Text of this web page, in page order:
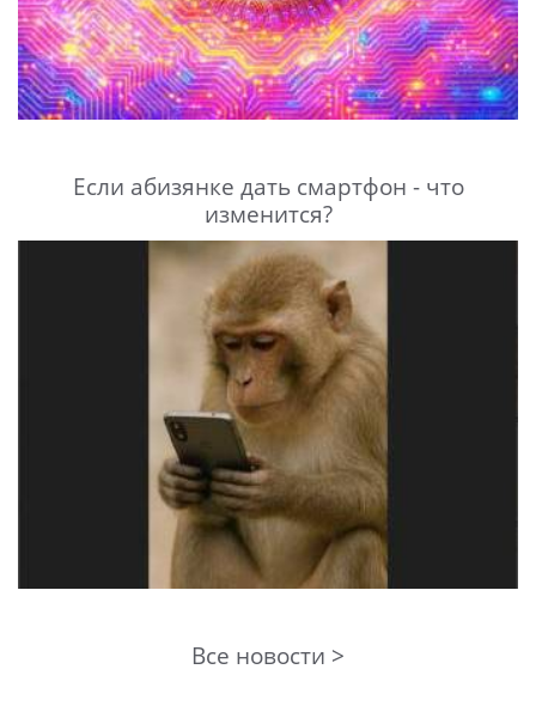
Если абизянке дать смартфон - что
изменится?
Все новости >